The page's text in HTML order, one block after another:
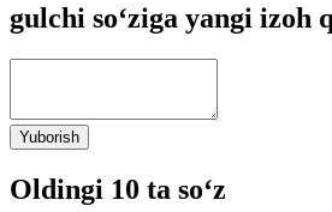
gulchi so‘ziga yangi izoh
Yuborish
Oldingi 10 ta so‘z